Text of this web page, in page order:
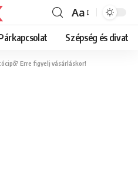
Font
Resizer
Aa
Szépség és divat
Erre figyelj vásárláskor!